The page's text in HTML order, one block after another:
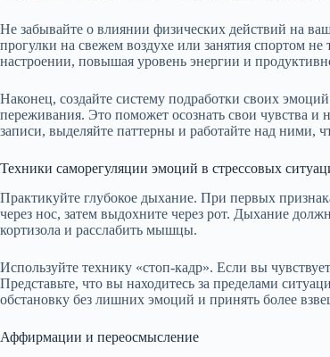
Не забывайте о влиянии физических действий на
прогулки на свежем воздухе или занятия спортом
настроении, повышая уровень энергии и
Наконец, создайте систему подработки своих
переживания. Это поможет осознать свои чувства
записи, выделяйте паттерны и работайте над ними,
Техники саморегуляции эмоций в стрессовых
Практикуйте глубокое дыхание. При первых
через нос, затем выдохните через рот. Дыхание
кортизола и расслабить мышцы.
Используйте технику «стоп-кадр». Если вы
Представьте, что вы находитесь за пределами
обстановку без лишних эмоций и принять более
Аффирмации и переосмысление